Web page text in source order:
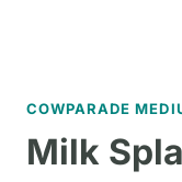
COWPARADE
Milk